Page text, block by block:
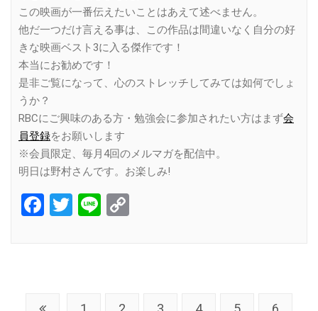
この映画が一番伝えたいことはあえて述べません。
他だ一つだけ言える事は、この作品は間違いなく自分の好
きな映画ベスト3に入る傑作です！
本当にお勧めです！
是非ご覧になって、心のストレッチしてみては如何でしょ
うか？
RBCにご興味のある方・勉強会に参加されたい方はまず会
員登録をお願いします
※会員限定、毎月4回のメルマガを配信中。
明日は野村さんです。お楽しみ!
Facebook
Twitter
Line